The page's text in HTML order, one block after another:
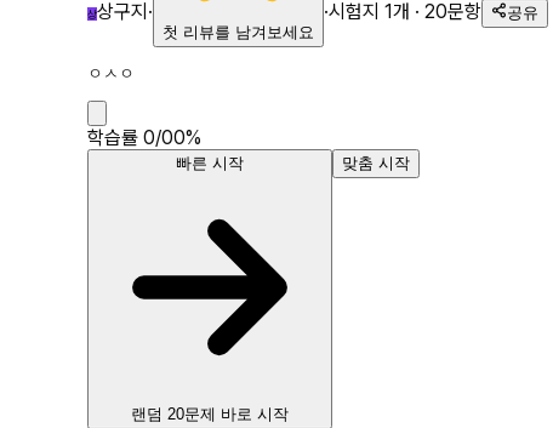
상상구지·
첫 리뷰를 남겨보세요
·시험지 1개 · 20문항 공유
ㅇㅅㅇ
학습률 0/00%
빠른 시작
랜덤 20문제 바로 시작
맞춤 시작